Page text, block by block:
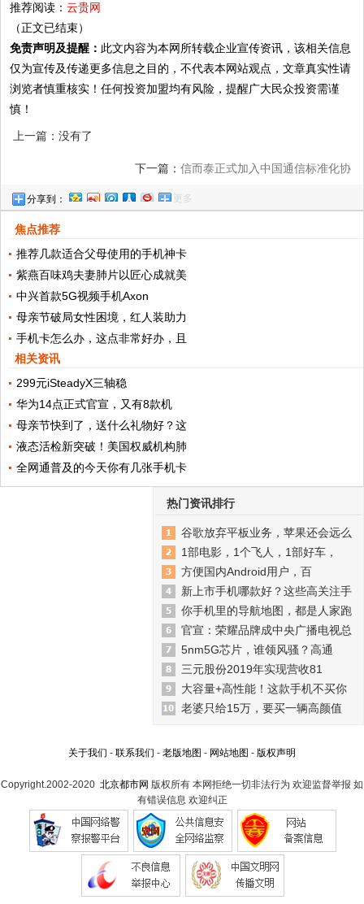
推荐阅读：云贵网
（正文已结束）
免责声明及提醒： 此文内容为本网所转载企业宣传资讯，该相关信息
仅为宣传及传递更多信息之目的，不代表本网站观点，文章真实性请
浏览者慎重核实！任何投资加盟均有风险，提醒广大民众投资需谨
慎！
上一篇：没有了
下一篇： 信而泰正式加入中国通信标准化协
分享到： 更多
焦点推荐
推荐几款适合父母使用的手机神卡
紫燕百味鸡夫妻肺片以匠心成就美
中兴首款5G视频手机Axon
母亲节破局女性困境，红人装助力
手机卡怎么办，这点非常好办，且
相关资讯
299元iSteadyX三轴稳
华为14点正式官宣，又有8款机
母亲节快到了，送什么礼物好？这
液态活检新突破！美国权威机构肺
全网通普及的今天你有几张手机卡
热门资讯排行
谷歌放弃平板业务，苹果还会远么
1部电影，1个飞人，1部好车，
方便国内Android用户，百
新上市手机哪款好？这些高关注手
你手机里的导航地图，都是人家跑
官宣：荣耀品牌成中央广播电视总
5nm5G芯片，谁领风骚？高通
三元股份2019年实现营收81
大容量+高性能！这款手机不买你
老婆只给15万，要买一辆高颜值
关于我们 - 联系我们 - 老版地图 - 网站地图 - 版权声明
Copyright.2002-2020 北京都市网 版权所有 本网拒绝一切非法行为 欢迎监督举报 如
有错误信息 欢迎纠正